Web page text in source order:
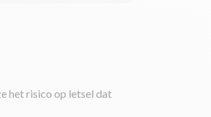
het risico op letsel dat